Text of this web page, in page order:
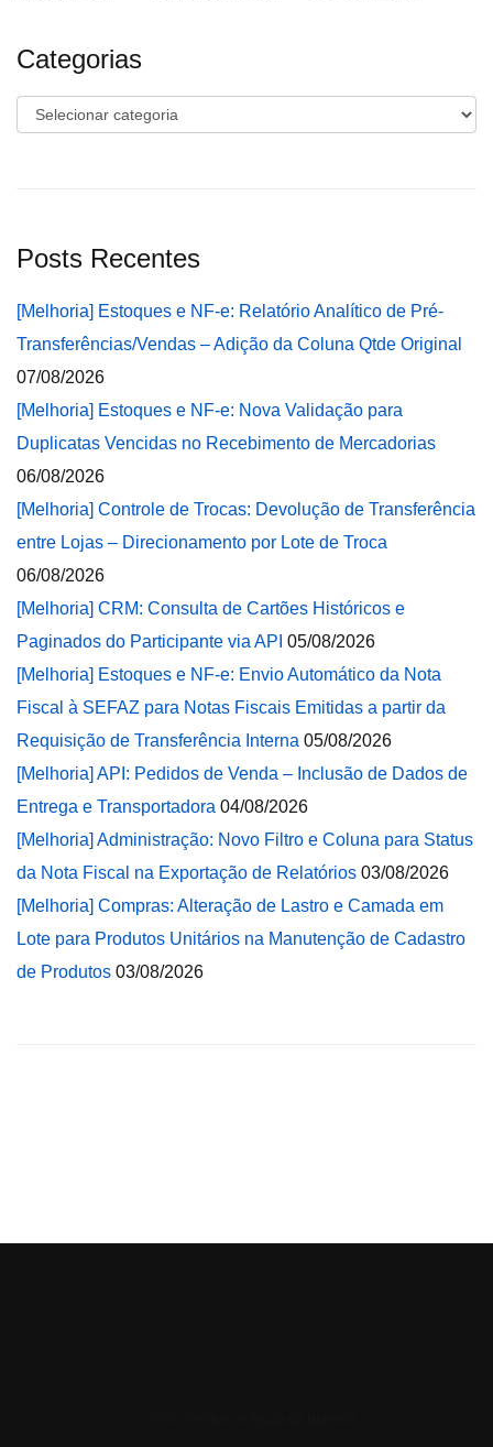
Categorias
Categorias
Posts Recentes
[Melhoria] Estoques e NF-e: Relatório Analítico de Pré-
Transferências/Vendas – Adição da Coluna Qtde Original
07/08/2026
[Melhoria] Estoques e NF-e: Nova Validação para
Duplicatas Vencidas no Recebimento de Mercadorias
06/08/2026
[Melhoria] Controle de Trocas: Devolução de Transferência
entre Lojas – Direcionamento por Lote de Troca
06/08/2026
[Melhoria] CRM: Consulta de Cartões Históricos e
Paginados do Participante via API 05/08/2026
[Melhoria] Estoques e NF-e: Envio Automático da Nota
Fiscal à SEFAZ para Notas Fiscais Emitidas a partir da
Requisição de Transferência Interna 05/08/2026
[Melhoria] API: Pedidos de Venda – Inclusão de Dados de
Entrega e Transportadora 04/08/2026
[Melhoria] Administração: Novo Filtro e Coluna para Status
da Nota Fiscal na Exportação de Relatórios 03/08/2026
[Melhoria] Compras: Alteração de Lastro e Camada em
Lote para Produtos Unitários na Manutenção de Cadastro
de Produtos 03/08/2026